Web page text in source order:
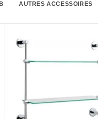
AUTRES ACCESSOIRES